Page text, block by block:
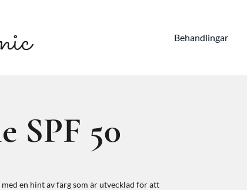
Behandlingar
SPF 50
en hint av färg som är utvecklad för att